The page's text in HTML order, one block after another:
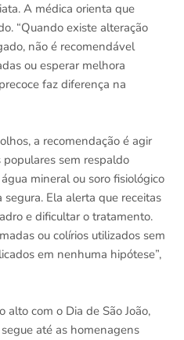
A médica orienta que
“Quando existe alteração
não é recomendável
ou esperar melhora
faz diferença na
a recomendação é agir
sem respaldo
mineral ou soro fisiológico
Ela alerta que receitas
e dificultar o tratamento.
ou colírios utilizados sem
em nenhuma hipótese”,
alto com o Dia de São João,
até as homenagens